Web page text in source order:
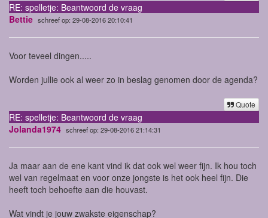
RE: spelletje: Beantwoord de vraag
Bettie schreef op: 29-08-2016 20:10:41
Voor teveel dingen.....
Worden jullie ook al weer zo in beslag genomen door de agenda?
Quote
RE: spelletje: Beantwoord de vraag
Jolanda1974 schreef op: 29-08-2016 21:14:31
Ja maar aan de ene kant vind ik dat ook wel weer fijn. Ik hou toch
wel van regelmaat en voor onze jongste is het ook heel fijn. Die
heeft toch behoefte aan die houvast.
Wat vindt je jouw zwakste eigenschap?